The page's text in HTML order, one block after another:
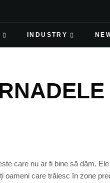
INDUSTRY
care nu ar fi bine să dăm.
oameni care trăiesc în zone